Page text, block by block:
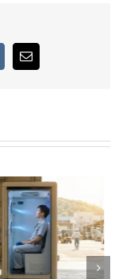
Email